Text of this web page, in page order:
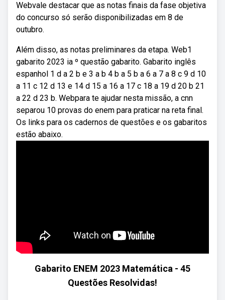
Webvale destacar que as notas finais da fase objetiva
do concurso só serão disponibilizadas em 8 de
outubro.
Além disso, as notas preliminares da etapa. Web1
gabarito 2023 ia º questão gabarito. Gabarito inglês
espanhol 1 d a 2 b e 3 a b 4 b a 5 b a 6 a 7 a 8 c 9 d 10
a 11 c 12 d 13 e 14 d 15 a 16 a 17 c 18 a 19 d 20 b 21
a 22 d 23 b. Webpara te ajudar nesta missão, a cnn
separou 10 provas do enem para praticar na reta final.
Os links para os cadernos de questões e os gabaritos
estão abaixo.
Gabarito ENEM 2023 Matemática - 45
Questões Resolvidas!